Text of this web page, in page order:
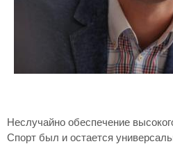
Неслучайно обеспечение
Спорт был и остается